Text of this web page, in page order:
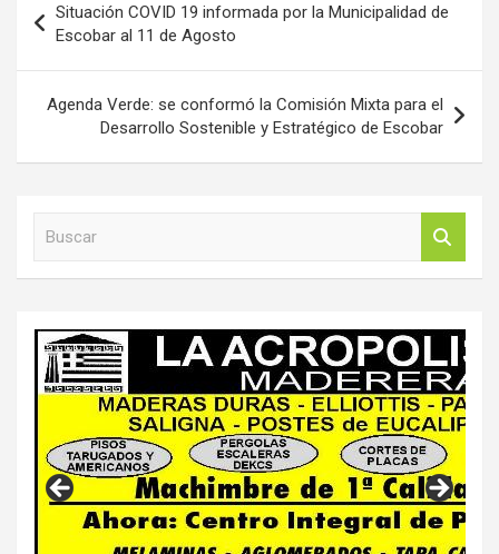
de
entradas
Situación COVID 19 informada por la Municipalidad de
Escobar al 11 de Agosto
Agenda Verde: se conformó la Comisión Mixta para el
Desarrollo Sostenible y Estratégico de Escobar
r